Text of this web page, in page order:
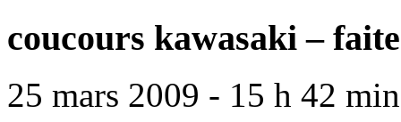
coucours kawasaki –
25 mars 2009 - 15 h 42 min